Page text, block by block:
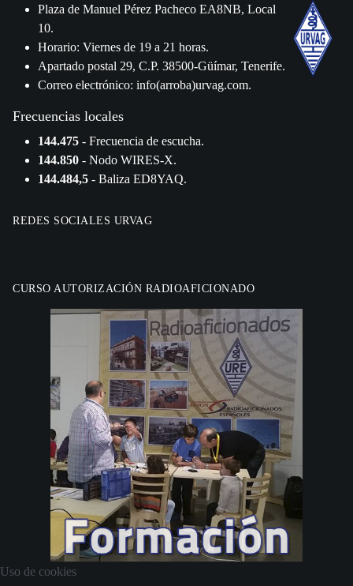
Plaza de Manuel Pérez Pacheco EA8NB, Local
10.
Horario: Viernes de 19 a 21 horas.
Apartado postal 29, C.P. 38500-Güímar, Tenerife.
Correo electrónico: info(arroba)urvag.com.
Frecuencias locales
144.475 - Frecuencia de escucha.
144.850 - Nodo WIRES-X.
144.484,5 - Baliza ED8YAQ.
REDES SOCIALES URVAG
CURSO AUTORIZACIÓN RADIOAFICIONADO
Uso de cookies